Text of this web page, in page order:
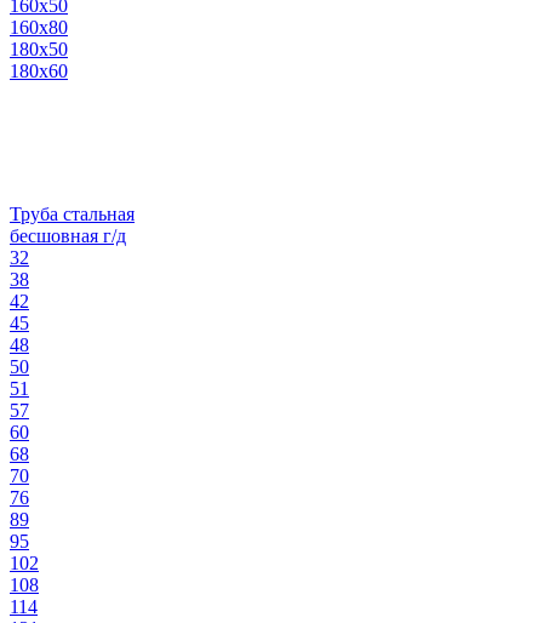
160х50
160х80
180х50
180х60
Труба стальная
бесшовная г/д
32
38
42
45
48
50
51
57
60
68
70
76
89
95
102
108
114